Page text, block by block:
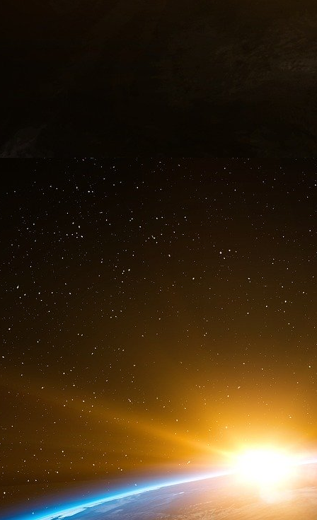
À l’instar d’Elizabeth Martichoux, ex
Morelle, conseiller de M. Hollande après
qui faisait rémunérer son cireur de
conduit à présent à débiner son ancien
son émission « État de santé » diffusée le
journaliste n’avait pas hésité à se
senties à propos du droit à l’avortement à
grand mépris des téléspectateurs.
Un président normal vraiment démocratique
Pour ne pas conclure, affirmons qu’Hollande
le premier président vraiment démocratique…
n’importe quel abruti de base aura été libre
premier boutiquier venu aurait pu, avec un
discours, bredouiller sur le front des troupes
encore taper la biseà Frau Merkel.
Un peu comme lorsque le populo se trouve
ne peut qu’apprécier puisqu’il n’y rien à
et autres installationsne créent en effet pas
entre l’artiste et l’admirateur. Celui-ci n’est
long labeur et d’un don inné, et que par